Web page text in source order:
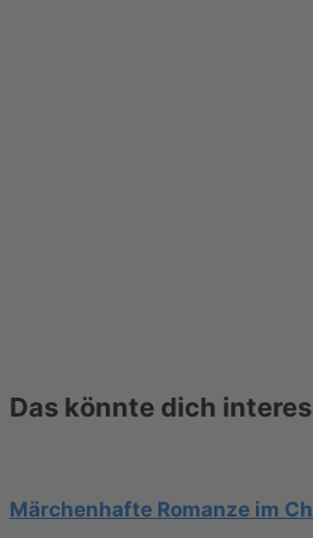
Das könnte dich
Märchenhafte Romanze im